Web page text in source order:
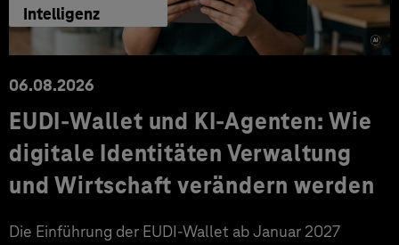
Intelligenz
06.08.2026
EUDI-Wallet und KI-Agenten: Wie
digitale Identitäten Verwaltung
und Wirtschaft verändern werden
Die Einführung der EUDI-Wallet ab Januar 2027